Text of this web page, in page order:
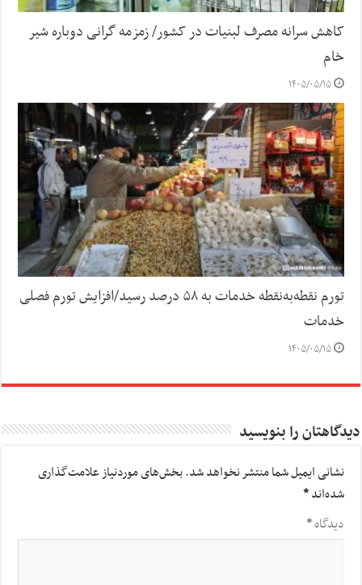
کاهش سرانه مصرف لبنیات در کشور/ زمزمه گرانی دوباره شیر
خام
۱۴۰۵/۰۵/۱۵
تورم نقطه‌به‌نقطه خدمات به ۵۸ درصد رسید/افزایش تورم فصلی
خدمات
۱۴۰۵/۰۵/۱۵
دیدگاهتان را بنویسید
نشانی ایمیل شما منتشر نخواهد شد.بخش‌های موردنیاز علامت‌گذاری
شده‌اند*
دیدگاه*